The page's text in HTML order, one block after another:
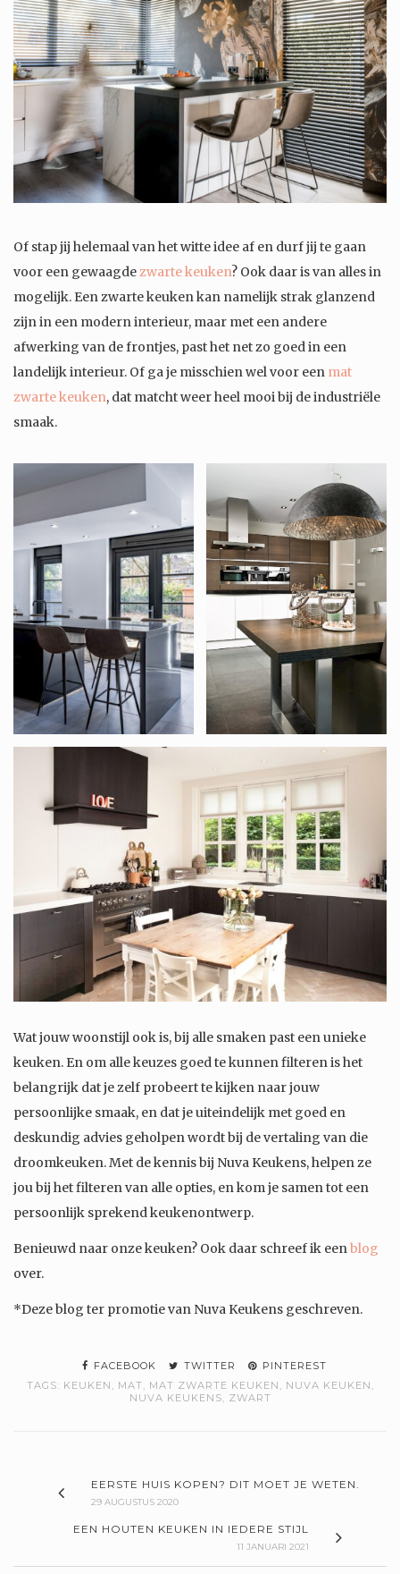
Of stap jij helemaal van het witte idee af en durf jij te gaan
voor een gewaagdezwarte keuken? Ook daar is van alles in
mogelijk. Een zwarte keuken kan namelijk strak glanzend
zijn in een modern interieur, maar met een andere
afwerking van de frontjes, past het net zo goed in een
landelijk interieur. Of ga je misschien wel voor een mat
zwarte keuken, dat matcht weer heel mooi bij de industriële
smaak.
Wat jouw woonstijl ook is, bij alle smaken past een unieke
keuken. En om alle keuzes goed te kunnen filteren is het
belangrijk dat je zelf probeert te kijken naar jouw
persoonlijke smaak, en dat je uiteindelijk met goed en
deskundig advies geholpen wordt bij de vertaling van die
droomkeuken. Met de kennis bij Nuva Keukens, helpen ze
jou bij het filteren van alle opties, en kom je samen tot een
persoonlijk sprekend keukenontwerp.
Benieuwd naar onze keuken? Ook daar schreef ik eenblog
over.
*Deze blog ter promotie van Nuva Keukens geschreven.
FACEBOOK TWITTER
PINTEREST
TAGS: KEUKEN MAT MAT ZWARTE KEUKEN NUVA KEUKEN
NUVA KEUKENS
ZWART
EERSTE HUIS KOPEN? DIT MOET JE WETEN.
29 AUGUSTUS 2020
EEN HOUTEN KEUKEN IN IEDERE STIJL
11 JANUARI 2021